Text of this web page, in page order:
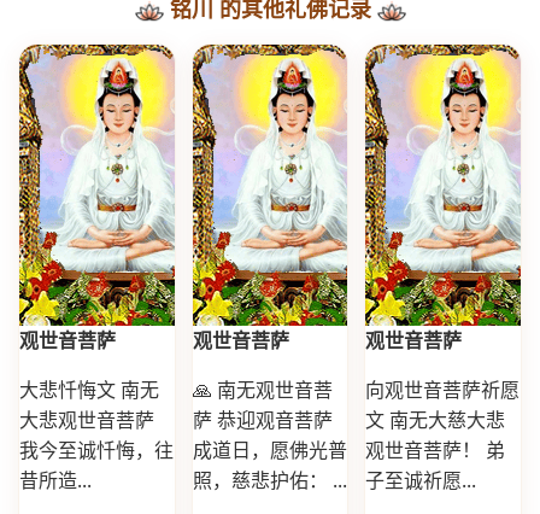
铭川 的其他礼佛记录
观世音菩萨
大悲忏悔文 南无
大悲观世音菩萨
我今至诚忏悔，往
昔所造...
观世音菩萨
🙏 南无观世音菩
萨 恭迎观音菩萨
成道日，愿佛光普
照，慈悲护佑： ...
观世音菩萨
向观世音菩萨祈愿
文 南无大慈大悲
观世音菩萨！ 弟
子至诚祈愿...